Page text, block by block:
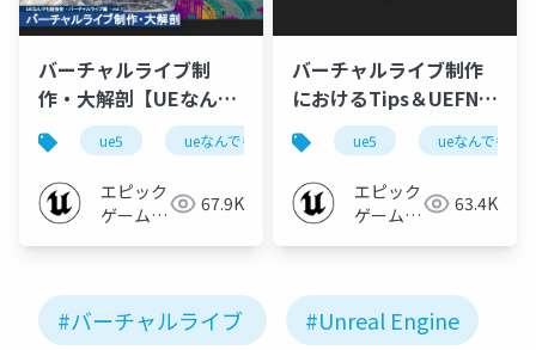
バーチャルライブ制
作・大解剖【UEなんで
も勉強会 - バーチャル
ライブ編 - vol.1】
ue5 ueなんでも勉強会 ue-environment
エピック
ゲームズ
67.9K
バーチャルライブ制作
におけるTips＆UEFNで
バーチャルライブする
には【UEなんでも勉強
会 - バーチャルライブ
編 - vol.1】
ue5 ueなんでも勉
エピック
ゲームズ
63.4K
#バーチャルライブ #Unreal Engine